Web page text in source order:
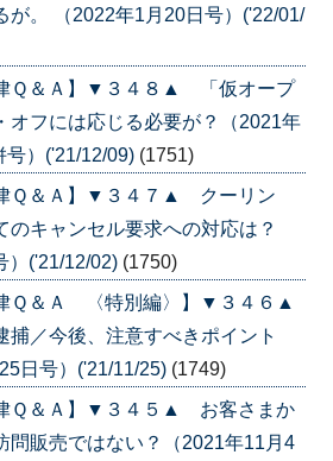
が。 （2022年1月20日号）('22/01/
律Ｑ＆Ａ】▼３４８▲ 「仮オープ
オフには応じる必要が？（2021年
号）('21/12/09) (1751)
律Ｑ＆Ａ】▼３４７▲ クーリン
のキャンセル要求への対応は？
）('21/12/02) (1750)
Ｑ＆Ａ 〈特別編〉】▼３４６▲
／今後、注意すべきポイント
日号）('21/11/25) (1749)
律Ｑ＆Ａ】▼３４５▲ お客さまか
問販売ではない？（2021年11月4